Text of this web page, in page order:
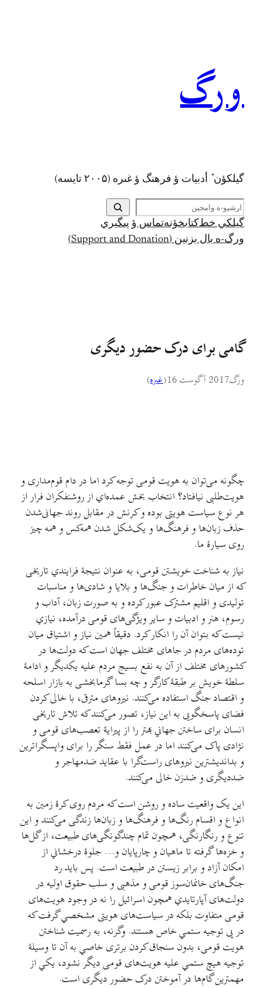
ورگ
گيلکؤن ٚ أدبیات ؤ فرهنگ ؤ غىره (۲۰۰۵ تايسه)
ج
س
ت
ج
گيلکي خط کتابخؤنهتماس ؤ پىگيري
ورگ-ه بال بزنين (Support and Donation)
گامی برای درک حضور دیگری
ورگ2017 آگوست 16 (غىره)
چگونه می‌توان به هویت قومی توجه کرد اما در دام قوم‌مداری و
هویت‌طلبی نیافتاد؟ انتخاب بخش عمده‌اي از روشنفکران فرار از
هر نوع سیاست هویتی بوده و کرنش در مقابل روند جهانی‌شدن
حذف زبان‌ها و فرهنگ‌ها و یک‌شکل شدن همه‌کس و همه چیز
روی سیارهٔ ما.
نیاز به شناخت خویشتن قومی، به عنوان نتیجهٔ فرایندي تاریخی
که از میان خاطرات و جنگ‌ها و بلایا و شادی‌ها و مناسبات
تولیدی و اقلیم مشترک عبور کرده و به صورت زبان، آداب و
رسوم، هنر و ادبیات و سایر ویژگی‌های قومی درآمده، نیازي
نیست که بتوان آن را انکار کرد. دقیقاً همین نیاز و اشتیاق میان
توده‌های مردم در جاهای مختلف جهان است که دولت‌ها در
کشورهای مختلف از آن به نفع بسیج مردم علیه یکدیگر و ادامهٔ
سلطهٔ خویش بر طبقهٔ کارگر و چه بسا گرمابخشی به بازار اسلحه
و اقتصاد جنگ استفاده می‌کنند. نیروهای مترقی، با خالی کردن
فضای پاسخگویی به این نیاز، تصور می‌کنند که تلاش تاریخی
انسان برای ساختن جهاني بهتر را از پیرایهٔ تعصب‌های قومی و
نژادی پاک می‌کنند اما در عمل فقط سنگر را برای واپسگراترین
و بداندیشترین نیروهای راست‌گرا با عقاید ضدمهاجر و
ضددیگری و ضدزن خالی می‌کنند.
این یک واقعیت ساده و روشن است که مردم روی کرهٔ زمین به
انواع و اقسام رنگ‌ها و فرهنگ‌ها و زبان‌ها زندگی می‌کنند و این
تنوع و رنگارنگی، همچون تمام چندگونگی‌های طبیعت، از گل‌ها
و خزه‌ها گرفته تا ماهیان و چارپایان و… جلوهٔ درخشاني از
امکان آزاد و برابر زیستن در طبیعت است. پس باید رد
جنگ‌های خانمان‌سوز قومی و مذهبی و سلب حقوق اولیه در
دولت‌های آپارتایدي همچون اسرائیل را نه در وجود هویت‌های
قومی متفاوت بلکه در سیاست‌های هویتی مشخصي گرفت که
در پی توجیه ستمي خاص هستند. وگرنه، به رسمیت شناختن
هویت قومی، بدون سنجاق کردن برتری خاصي به آن تا وسیلهٔ
توجیه هیچ ستمي علیه هویت‌های قومی دیگر نشود، یکي از
مهمترین گام‌ها در آموختن درک حضور دیگری است.